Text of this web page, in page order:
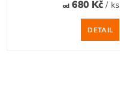
od680 Kč / ks
DETAIL